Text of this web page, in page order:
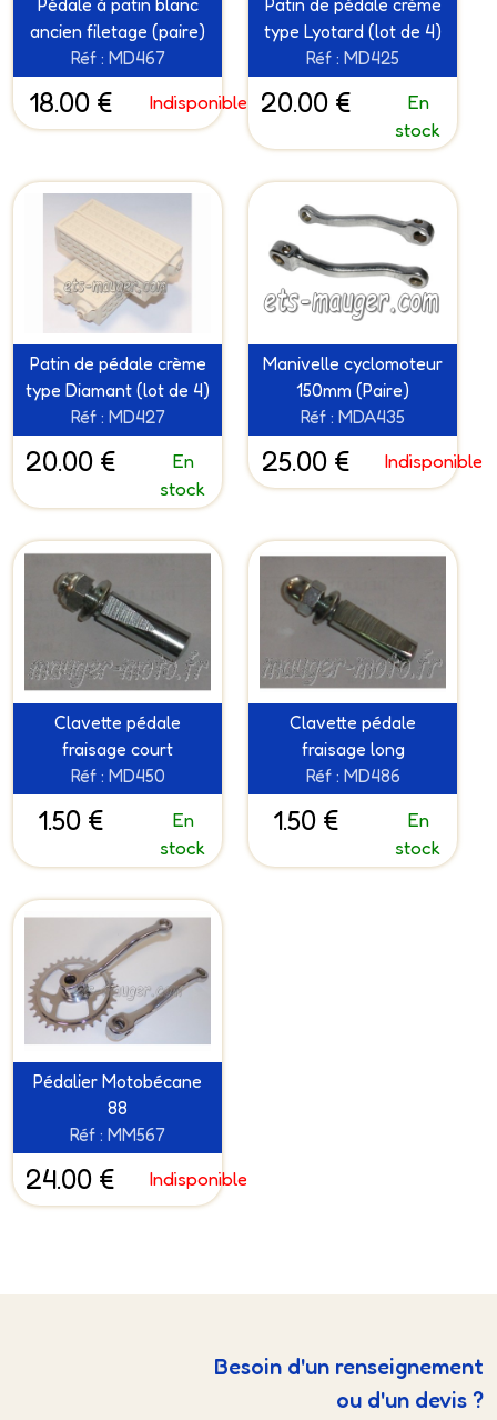
Pédale à patin blanc
ancien filetage (paire)
Réf : MD467
18.00 € Indisponible
Patin de pédale crème
type Lyotard (lot de 4)
Réf : MD425
20.00 €
En
stock
Patin de pédale crème
type Diamant (lot de 4)
Réf : MD427
20.00 €
En
stock
Manivelle cyclomoteur
150mm (Paire)
Réf : MDA435
25.00 € Indisponible
Clavette pédale
fraisage court
Réf : MD450
1.50 €
En
stock
Clavette pédale
fraisage long
Réf : MD486
1.50 €
En
stock
Pédalier Motobécane
88
Réf : MM567
24.00 € Indisponible
Besoin d'un renseignement
ou d'un devis ?